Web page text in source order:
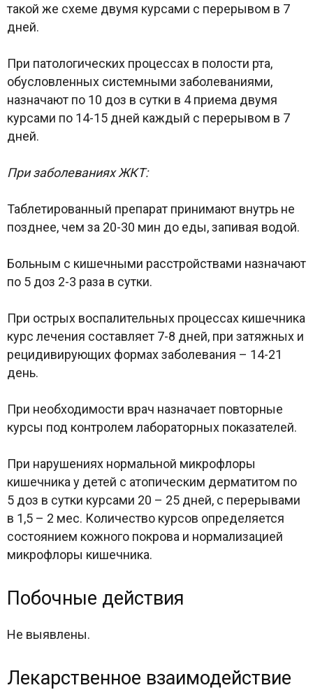
такой же схеме двумя курсами с перерывом в 7
дней.
При патологических процессах в полости рта,
обусловленных системными заболеваниями,
назначают по 10 доз в сутки в 4 приема двумя
курсами по 14-15 дней каждый с перерывом в 7
дней.
При заболеваниях ЖКТ:
Таблетированный препарат принимают внутрь не
позднее, чем за 20-30 мин до еды, запивая водой.
Больным с кишечными расстройствами назначают
по 5 доз 2-3 раза в сутки.
При острых воспалительных процессах кишечника
курс лечения составляет 7-8 дней, при затяжных и
рецидивирующих формах заболевания – 14-21
день.
При необходимости врач назначает повторные
курсы под контролем лабораторных показателей.
При нарушениях нормальной микрофлоры
кишечника у детей с атопическим дерматитом по
5 доз в сутки курсами 20 – 25 дней, с перерывами
в 1,5 – 2 мес. Количество курсов определяется
состоянием кожного покрова и нормализацией
микрофлоры кишечника.
Побочные действия
Не выявлены.
Лекарственное взаимодействие